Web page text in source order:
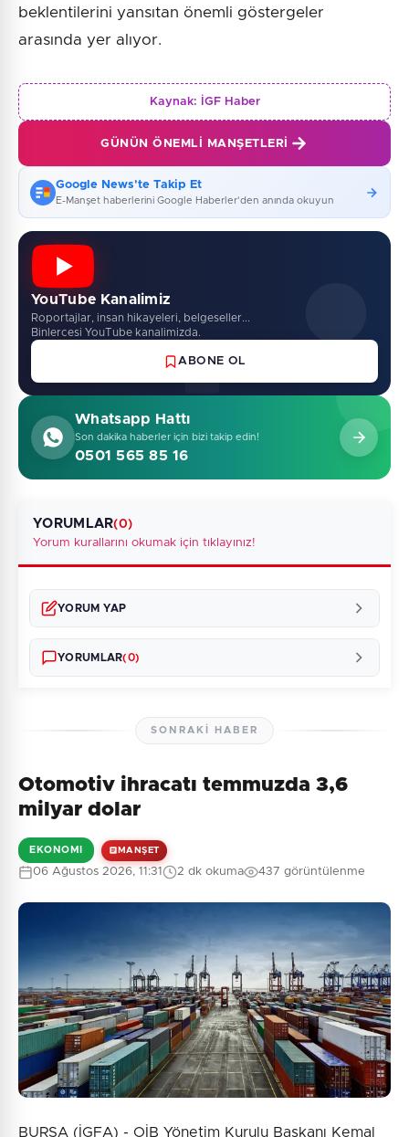
beklentilerini yansıtan önemli göstergeler
arasında yer alıyor.
Kaynak: İGF Haber
GÜNÜN ÖNEMLI MANŞETLERI
Google News'te Takip Et
E-Manşet haberlerini Google Haberler'den anında okuyun
YouTube Kanalimiz
Roportajlar, insan hikayeleri, belgeseller...
Binlercesi YouTube kanalimizda.
ABONE OL
Whatsapp Hattı
Son dakika haberler için bizi takip edin!
0501 565 85 16
YORUMLAR(0)
Yorum kurallarını okumak için tıklayınız!
YORUM YAP
8 + 2 = ?
Gönder
YORUMLAR(0)
Henüz yorum yapılmamış. İlk yorumu siz yapın!
SONRAKI HABER
Otomotiv ihracatı temmuzda 3,6
milyar dolar
EKONOMI MANŞET
06 Ağustos 2026, 11:31 2 dk okuma 437 görüntülenme
BURSA (İGFA) - OİB Yönetim Kurulu Başkanı Kemal